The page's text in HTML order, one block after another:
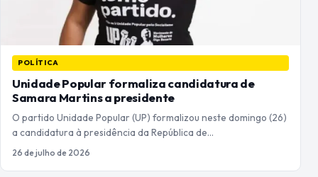
POLÍTICA
Unidade Popular formaliza candidatura de
Samara Martins a presidente
O partido Unidade Popular (UP) formalizou neste domingo (26)
a candidatura à presidência da República de…
26 de julho de 2026